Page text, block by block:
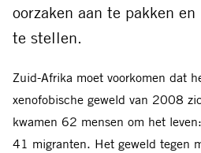
oorzaken aan te pakken
te stellen.
Zuid-Afrika moet voorkomen dat
xenofobische geweld van 2008
kwamen 62 mensen om het
41 migranten. Het geweld tegen